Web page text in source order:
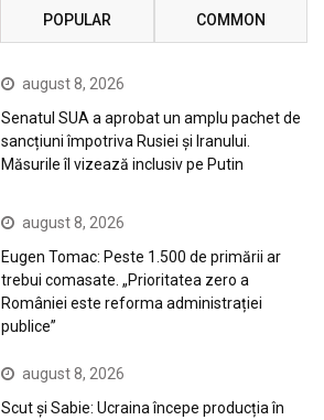
POPULAR COMMON
august 8, 2026
Senatul SUA a aprobat un amplu pachet de
sancțiuni împotriva Rusiei și Iranului.
Măsurile îl vizează inclusiv pe Putin
august 8, 2026
Eugen Tomac: Peste 1.500 de primării ar
trebui comasate. „Prioritatea zero a
României este reforma administrației
publice”
august 8, 2026
Scut și Sabie: Ucraina începe producția în